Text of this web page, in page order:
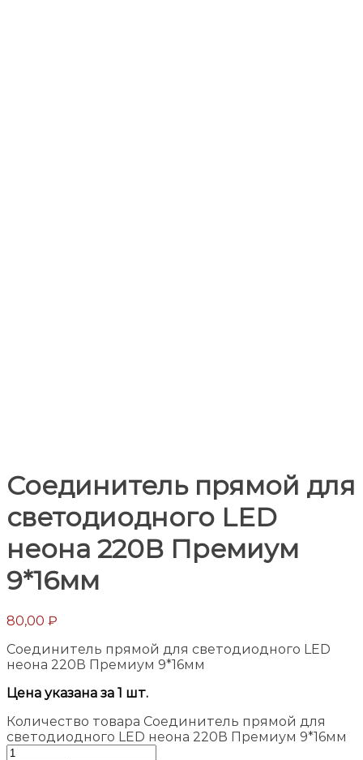
Соединитель прямой для
светодиодного LED
неона 220В Премиум
9*16мм
80,00 ₽
Соединитель прямой для светодиодного LED
неона 220В Премиум 9*16мм
Цена указана за 1 шт.
Количество товара Соединитель прямой для
светодиодного LED неона 220В Премиум 9*16мм